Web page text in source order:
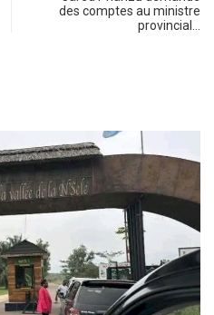
des comptes au ministre
provincial…